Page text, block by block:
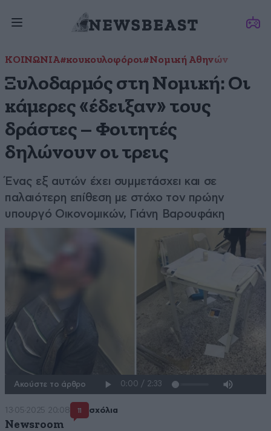
ΚΟΙΝΩΝΙΑ#κουκουλοφόροι#Νομική Αθηνών
Ξυλοδαρμός στη Νομική: Οι
κάμερες «έδειξαν» τους
δράστες – Φοιτητές
δηλώνουν οι τρεις
Ένας εξ αυτών έχει συμμετάσχει και σε
παλαιότερη επίθεση με στόχο τον πρώην
υπουργό Οικονομικών, Γιάνη Βαρουφάκη
Ακούστε το άρθρο
13·05·2025 20:08 11 σχόλια
Newsroom